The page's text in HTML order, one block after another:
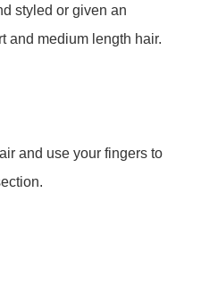
styled or given an
and medium length hair.
and use your fingers to